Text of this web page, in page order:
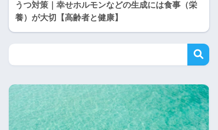
うつ対策｜幸せホルモンなどの生成には食事（栄
養）が大切【高齢者と健康】